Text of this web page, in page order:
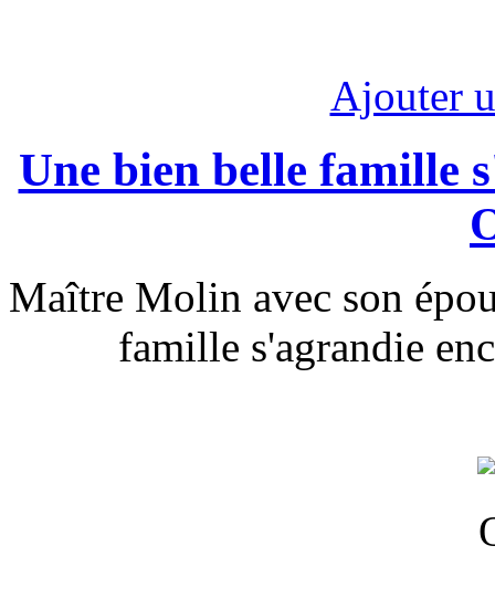
Ajouter
Une bien belle famille
Maître Molin avec son
famille s'agrandie